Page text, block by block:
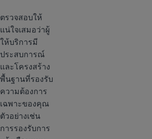
ตรวจสอบให้
แน่ใจเสมอว่าผู้
ให้บริการมี
ประสบการณ์
และโครงสร้าง
พื้นฐานที่รองรับ
ความต้องการ
เฉพาะของคุณ
ตัวอย่างเช่น
การรองรับการ